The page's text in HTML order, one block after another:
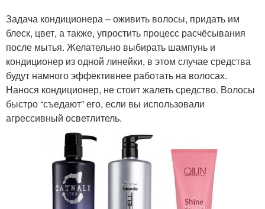
Задача кондиционера – оживить волосы, придать им
блеск, цвет, а также, упростить процесс расчёсывания
после мытья. Желательно выбирать шампунь и
кондиционер из одной линейки, в этом случае средства
будут намного эффективнее работать на волосах.
Нанося кондиционер, не стоит жалеть средство. Волосы
быстро “съедают” его, если вы использовали
агрессивный осветлитель.